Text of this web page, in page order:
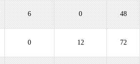
6 0 48
0 12 72